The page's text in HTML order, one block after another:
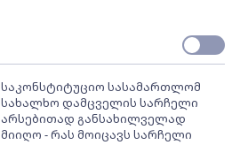
საკონსტიტუციო სასამართლომ
სახალხო დამცველის სარჩელი
არსებითად განსახილველად
მიიღო - რას მოიცავს სარჩელი